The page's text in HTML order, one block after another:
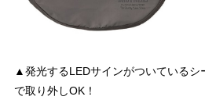
▲発光するLEDサインがついているシ
で取り外しOK！